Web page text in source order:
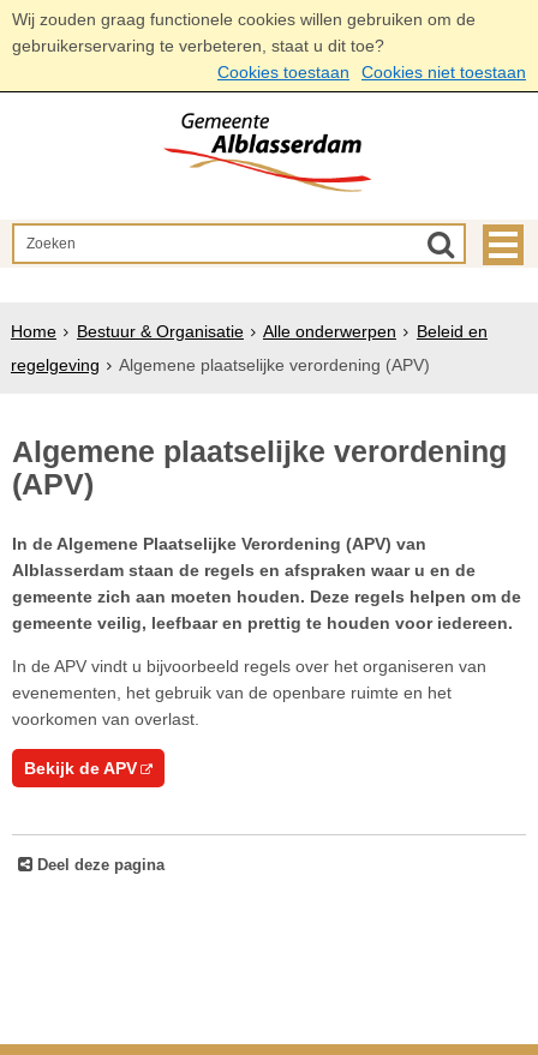
Wij zouden graag functionele cookies willen gebruiken om de
gebruikerservaring te verbeteren, staat u dit toe?
Cookies toestaan
Cookies niet toestaan
Home Bestuur & Organisatie Alle onderwerpen
Beleid en
regelgeving
Algemene plaatselijke verordening (APV)
Algemene plaatselijke verordening
(APV)
In de Algemene Plaatselijke Verordening (APV) van
Alblasserdam staan de regels en afspraken waar u en de
gemeente zich aan moeten houden. Deze regels helpen om de
gemeente veilig, leefbaar en prettig te houden voor iedereen.
In de APV vindt u bijvoorbeeld regels over het organiseren van
evenementen, het gebruik van de openbare ruimte en het
voorkomen van overlast.
Bekijk de APV
Deel deze pagina